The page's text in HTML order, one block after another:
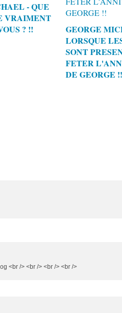
- QUE
VRAIMENT
? !!
GEORGE
LORSQUE
SONT
FETER
DE GEORGE !!
<br /> <br /> <br /> <br />